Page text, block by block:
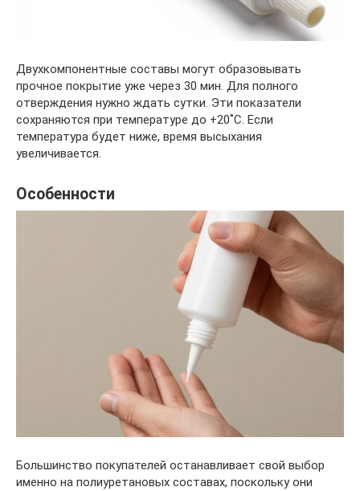
Двухкомпонентные составы могут образовывать
прочное покрытие уже через 30 мин. Для полного
отверждения нужно ждать сутки. Эти показатели
сохраняются при температуре до +20˚С. Если
температура будет ниже, время высыхания
увеличивается.
Особенности
Большинство покупателей останавливает свой выбор
именно на полиуретановых составах, поскольку они